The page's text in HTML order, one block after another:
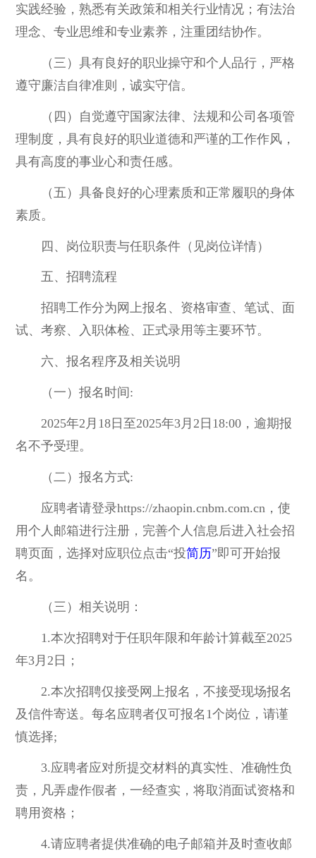
实践经验，熟悉有关政策和相关行业情况；有法治
理念、专业思维和专业素养，注重团结协作。
（三）具有良好的职业操守和个人品行，严格
遵守廉洁自律准则，诚实守信。
（四）自觉遵守国家法律、法规和公司各项管
理制度，具有良好的职业道德和严谨的工作作风，
具有高度的事业心和责任感。
（五）具备良好的心理素质和正常履职的身体
素质。
四、岗位职责与任职条件（见岗位详情）
五、招聘流程
招聘工作分为网上报名、资格审查、笔试、面
试、考察、入职体检、正式录用等主要环节。
六、报名程序及相关说明
（一）报名时间:
2025年2月18日至2025年3月2日18:00，逾期报
名不予受理。
（二）报名方式:
应聘者请登录https://zhaopin.cnbm.com.cn，使
用个人邮箱进行注册，完善个人信息后进入社会招
聘页面，选择对应职位点击“投简历”即可开始报
名。
（三）相关说明：
1.本次招聘对于任职年限和年龄计算截至2025
年3月2日；
2.本次招聘仅接受网上报名，不接受现场报名
及信件寄送。每名应聘者仅可报名1个岗位，请谨
慎选择;
3.应聘者应对所提交材料的真实性、准确性负
责，凡弄虚作假者，一经查实，将取消面试资格和
聘用资格；
4.请应聘者提供准确的电子邮箱并及时查收邮